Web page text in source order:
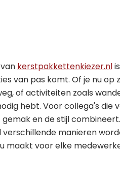
kerstpakkettenkiezer.nl
van pas komt. Of je nu op
of activiteiten zoals
hebt. Voor collega's die
en de stijl
manieren
maakt voor elke